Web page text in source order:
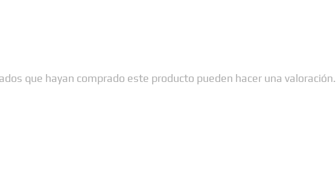
que hayan comprado este producto pueden hacer una valoración.